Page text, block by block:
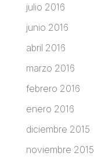
julio 2016
junio 2016
abril 2016
marzo 2016
febrero 2016
enero 2016
diciembre 2015
noviembre 2015